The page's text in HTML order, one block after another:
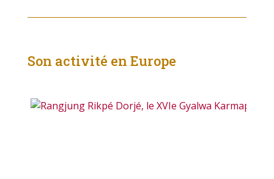
Son activité en Europe